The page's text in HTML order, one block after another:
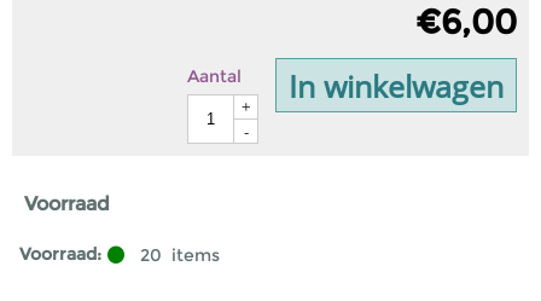
€6,00
Aantal
+
-
In winkelwagen
Voorraad
Voorraad: 20 items